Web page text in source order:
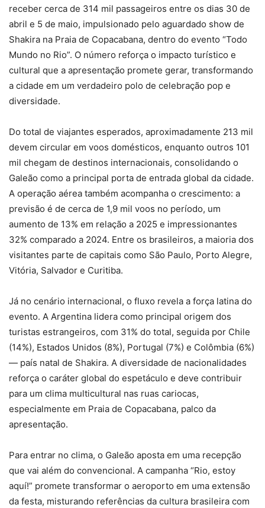
receber cerca de 314 mil passageiros entre os dias 30 de
abril e 5 de maio, impulsionado pelo aguardado show de
Shakira na Praia de Copacabana, dentro do evento “Todo
Mundo no Rio”. O número reforça o impacto turístico e
cultural que a apresentação promete gerar, transformando
a cidade em um verdadeiro polo de celebração pop e
diversidade.
Do total de viajantes esperados, aproximadamente 213 mil
devem circular em voos domésticos, enquanto outros 101
mil chegam de destinos internacionais, consolidando o
Galeão como a principal porta de entrada global da cidade.
A operação aérea também acompanha o crescimento: a
previsão é de cerca de 1,9 mil voos no período, um
aumento de 13% em relação a 2025 e impressionantes
32% comparado a 2024. Entre os brasileiros, a maioria dos
visitantes parte de capitais como São Paulo, Porto Alegre,
Vitória, Salvador e Curitiba.
Já no cenário internacional, o fluxo revela a força latina do
evento. A Argentina lidera como principal origem dos
turistas estrangeiros, com 31% do total, seguida por Chile
(14%), Estados Unidos (8%), Portugal (7%) e Colômbia (6%)
— país natal de Shakira. A diversidade de nacionalidades
reforça o caráter global do espetáculo e deve contribuir
para um clima multicultural nas ruas cariocas,
especialmente em Praia de Copacabana, palco da
apresentação.
Para entrar no clima, o Galeão aposta em uma recepção
que vai além do convencional. A campanha “Rio, estoy
aquí!” promete transformar o aeroporto em uma extensão
da festa, misturando referências da cultura brasileira com